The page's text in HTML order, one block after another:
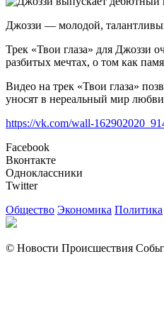
Джоззи — молодой,
Трек «Твои глаза» для Джоззи
разбитых мечтах, о том как
Видео на трек «Твои глаза»
уносят в нереальный мир
https://vk.com/wall-
Facebook
Вконтакте
Одноклассники
Twitter
Общество Экономика Политика
© Новости Происшествия